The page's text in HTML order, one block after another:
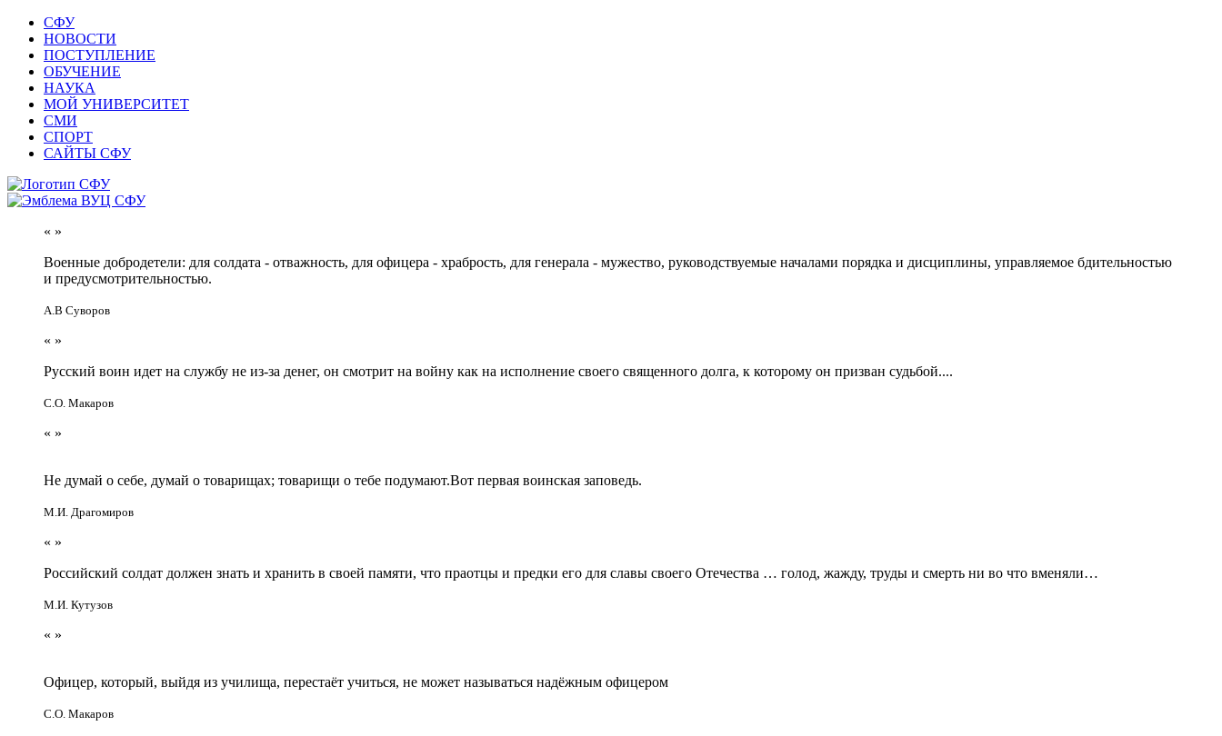
СФУ
НОВОСТИ
ПОСТУПЛЕНИЕ
ОБУЧЕНИЕ
НАУКА
МОЙ УНИВЕРСИТЕТ
СМИ
СПОРТ
САЙТЫ СФУ
« »
Военные добродетели: для солдата - отважность, для офицера - храбрость, для генерала - мужество, руководствуемые началами порядка и дисциплины, управляемое бдительностью
и предусмотрительностью.
А.В Суворов
« »
Русский воин идет на службу не из-за денег, он смотрит на войну как на исполнение своего священного долга, к которому он призван судьбой....
С.О. Макаров
« »
Не думай о себе, думай о товарищах; товарищи о тебе подумают.Вот первая воинская заповедь.
М.И. Драгомиров
« »
Российский солдат должен знать и хранить в своей памяти, что праотцы и предки его для славы своего Отечества … голод, жажду, труды и смерть ни во что вменяли…
М.И. Кутузов
« »
Офицер, который, выйдя из училища, перестаёт учиться, не может называться надёжным офицером
С.О. Макаров